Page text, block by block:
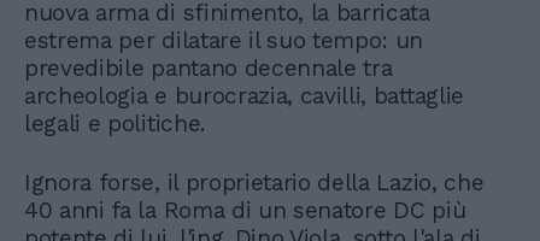
nuova arma di sfinimento, la barricata
estrema per dilatare il suo tempo: un
prevedibile pantano decennale tra
archeologia e burocrazia, cavilli, battaglie
legali e politiche.
Ignora forse, il proprietario della Lazio, che
40 anni fa la Roma di un senatore DC più